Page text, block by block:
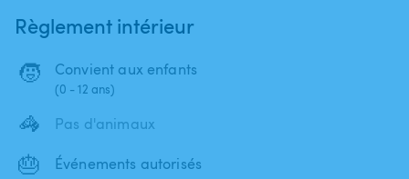
Règlement intérieur
🧒 Convient aux enfants
(0 - 12 ans)
🦓 Pas d'animaux
🎂 Événements autorisés